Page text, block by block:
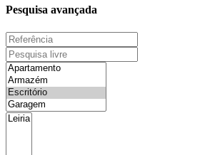
Pesquisa avançada